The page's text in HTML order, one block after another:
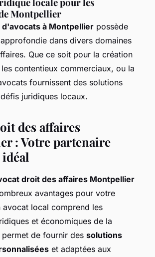
Montpellier
d'avocats à Montpellier possède
dans divers domaines
Que ce soit pour la création
contentieux commerciaux, ou la
fournissent des solutions
juridiques locaux.
des affaires
: Votre partenaire
droit des affaires Montpellier
avantages pour votre
avocat local comprend les
et économiques de la
de fournir des solutions
et adaptées aux